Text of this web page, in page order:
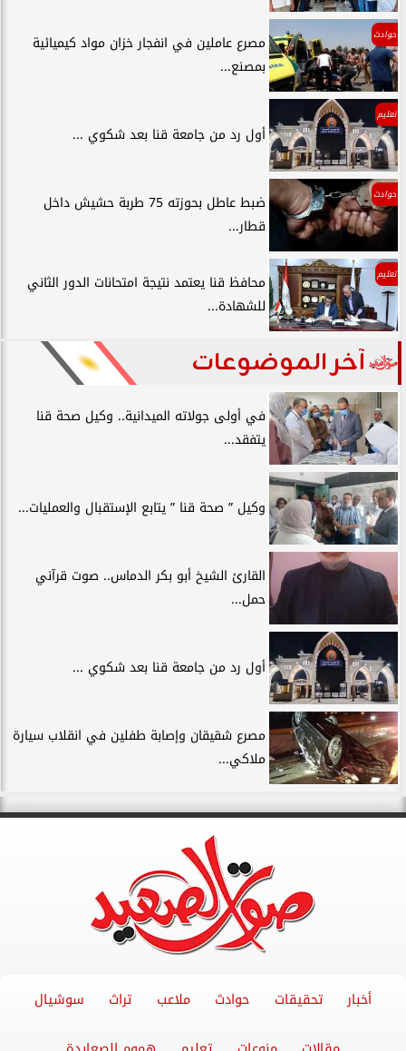
حوادث
مصرع عاملين في انفجار خزان مواد كيميائية
بمصنع...
تعليم
أول رد من جامعة قنا بعد شكوي ...
حوادث
ضبط عاطل بحوزته 75 طربة حشيش داخل
قطار...
تعليم
محافظ قنا يعتمد نتيجة امتحانات الدور الثاني
للشهادة...
آخر الموضوعات
في أولى جولاته الميدانية.. وكيل صحة قنا
يتفقد...
وكيل ” صحة قنا ” يتابع الإستقبال والعمليات...
القارئ الشيخ أبو بكر الدماس.. صوت قرآني
حمل...
أول رد من جامعة قنا بعد شكوي ...
مصرع شقيقان وإصابة طفلين في انقلاب سيارة
ملاكي...
أخبار تحقيقات حوادث ملاعب تراث سوشيال